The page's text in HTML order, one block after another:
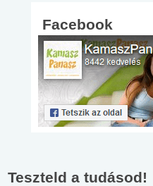
Facebook
Teszteld a tudásod!